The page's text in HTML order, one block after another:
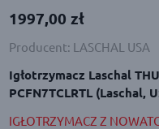
1997,00 zł
Producent: LASCHAL USA
Igłotrzymacz Laschal
PCFN7TCLRTL (Laschal,
IGŁOTRZYMACZ Z